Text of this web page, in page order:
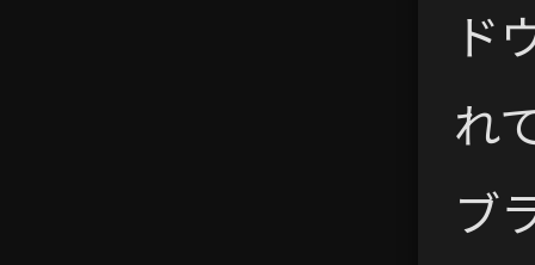
ド
れ
ブ